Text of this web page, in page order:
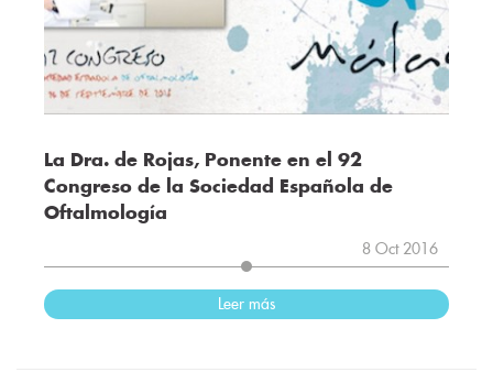
La Dra. de Rojas, Ponente en el 92
Congreso de la Sociedad Española de
Oftalmología
8 Oct 2016
Leer más